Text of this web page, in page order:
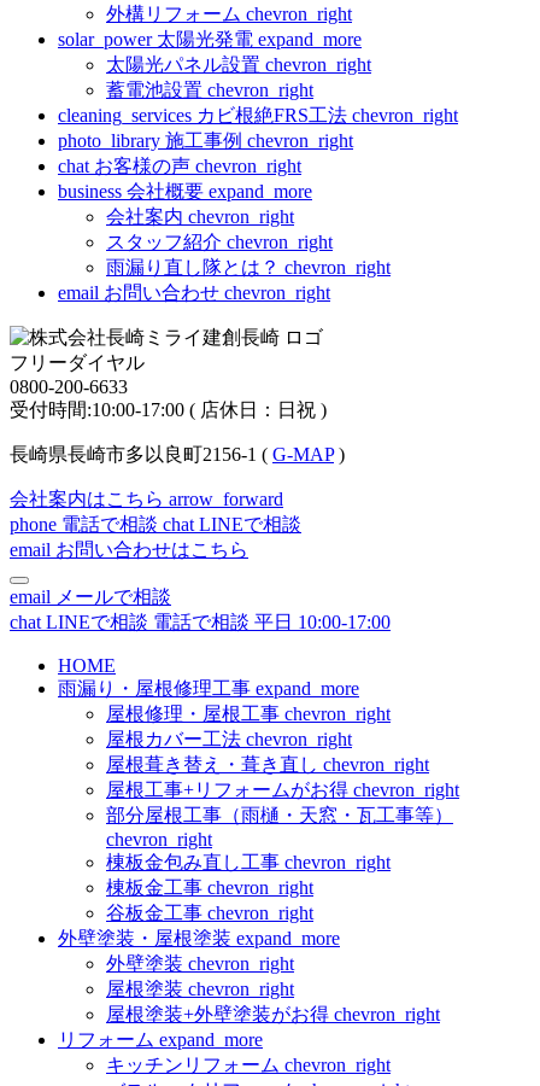
外構リフォーム chevron_right
solar_power 太陽光発電 expand_more
太陽光パネル設置 chevron_right
蓄電池設置 chevron_right
cleaning_services カビ根絶FRS工法 chevron_right
photo_library 施工事例 chevron_right
chat お客様の声 chevron_right
business 会社概要 expand_more
会社案内 chevron_right
スタッフ紹介 chevron_right
雨漏り直し隊とは？ chevron_right
email お問い合わせ chevron_right
フリーダイヤル
0800-200-6633
受付時間:10:00-17:00 ( 店休日：日祝 )
長崎県長崎市多以良町2156-1 ( G-MAP)
会社案内はこちら arrow_forward
phone 電話で相談 chat LINEで相談
email お問い合わせはこちら
email メールで相談
chat LINEで相談 電話で相談 平日 10:00-17:00
HOME
雨漏り・屋根修理工事 expand_more
屋根修理・屋根工事 chevron_right
屋根カバー工法 chevron_right
屋根葺き替え・葺き直し chevron_right
屋根工事+リフォームがお得 chevron_right
部分屋根工事（雨樋・天窓・瓦工事等）
chevron_right
棟板金包み直し工事 chevron_right
棟板金工事 chevron_right
谷板金工事 chevron_right
外壁塗装・屋根塗装 expand_more
外壁塗装 chevron_right
屋根塗装 chevron_right
屋根塗装+外壁塗装がお得 chevron_right
リフォーム expand_more
キッチンリフォーム chevron_right